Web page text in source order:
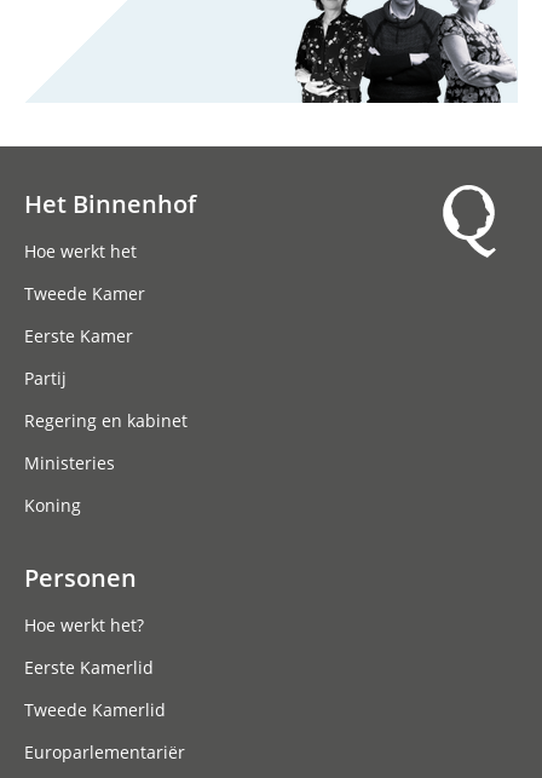
Het Binnenhof
Hoe werkt het
Tweede Kamer
Eerste Kamer
Partij
Regering en kabinet
Ministeries
Koning
Personen
Hoe werkt het?
Eerste Kamerlid
Tweede Kamerlid
Europarlementariër